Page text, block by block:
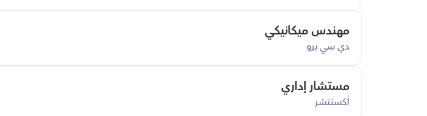
مهندس ميكانيكي
دي سي برو
مستشار إداري
أكسنتشر